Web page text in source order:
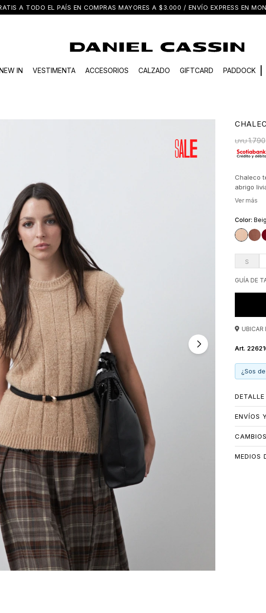
A TODO EL PAÍS EN COMPRAS MAYORES A $3.000 / ENVÍO EXPRESS EN
IN VESTIMENTA ACCESORIOS CALZADO GIFTCARD PADDOCK
UYU 1.790
Chaleco
abrigo
más
S
GUÍA DE
UBICAR
¿Sos
DETALLE
ENVÍOS
CAMBIOS
MEDIOS